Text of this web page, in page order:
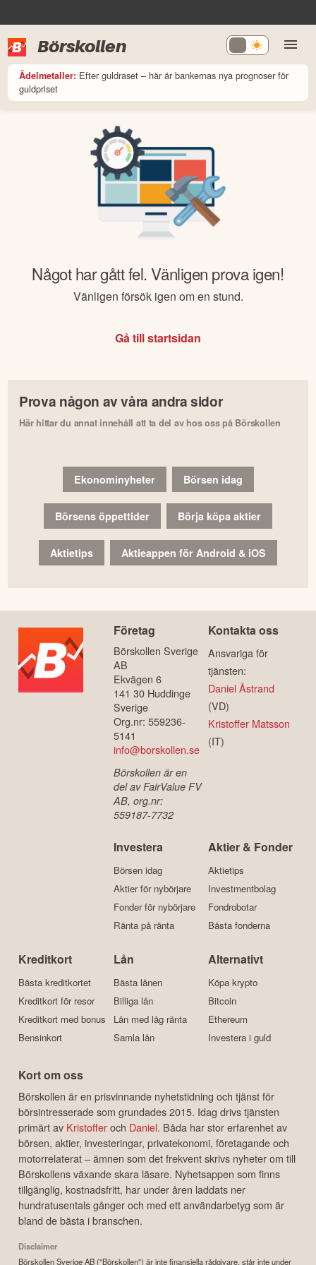
Börskollen
Ädelmetaller: Efter guldraset – här är bankernas nya prognoser för
guldpriset
Något har gått fel. Vänligen prova igen!
Vänligen försök igen om en stund.
Gå till startsidan
Prova någon av våra andra sidor
Här hittar du annat innehåll att ta del av hos oss på Börskollen
Ekonominyheter Börsen idag
Börsens öppettider Börja köpa aktier
Aktietips Aktieappen för Android & iOS
Företag
Börskollen Sverige
AB
Ekvägen 6
141 30 Huddinge
Sverige
Org.nr: 559236-
5141
info@borskollen.se
Börskollen är en
del av FairValue FV
AB, org.nr:
559187-7732
Kontakta oss
Ansvariga för
tjänsten:
Daniel Åstrand
(VD)
Kristoffer Matsson
(IT)
Investera
Börsen idag
Aktier för nybörjare
Fonder för nybörjare
Ränta på ränta
Aktier & Fonder
Aktietips
Investmentbolag
Fondrobotar
Bästa fonderna
Kreditkort
Bästa kreditkortet
Kreditkort för resor
Kreditkort med bonus
Bensinkort
Lån
Bästa lånen
Billiga lån
Lån med låg ränta
Samla lån
Alternativt
Köpa krypto
Bitcoin
Ethereum
Investera i guld
Kort om oss
Börskollen är en prisvinnande nyhetstidning och tjänst för
börsintresserade som grundades 2015. Idag drivs tjänsten
primärt av Kristofferoch Daniel. Båda har stor erfarenhet av
börsen, aktier, investeringar, privatekonomi, företagande och
motorrelaterat – ämnen som det frekvent skrivs nyheter om till
Börskollens växande skara läsare. Nyhetsappen som finns
tillgänglig, kostnadsfritt, har under åren laddats ner
hundratusentals gånger och med ett användarbetyg som är
bland de bästa i branschen.
Disclaimer
Börskollen Sverige AB ("Börskollen") är inte finansiella rådgivare, står inte under